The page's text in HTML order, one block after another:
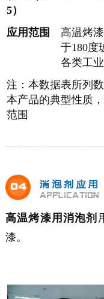
5）
应用范围
高温烤
于180度
各类工业
注：本数据表所列
本产品的典型性质
范围
高温烤漆用消泡剂
漆。